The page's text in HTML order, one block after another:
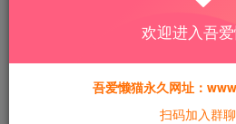
此内容为付费资源，请付费后查看
猫粮30
黄金会员猫粮15
欢迎进入吾
吾爱懒猫永久网址：
扫码加入群